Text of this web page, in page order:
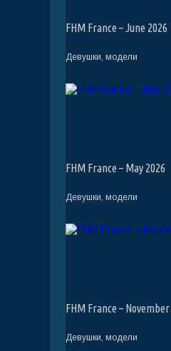
FHM France – June 2026
Девушки, модели
FHM France – May 2026
Девушки, модели
FHM France – November
Девушки, модели